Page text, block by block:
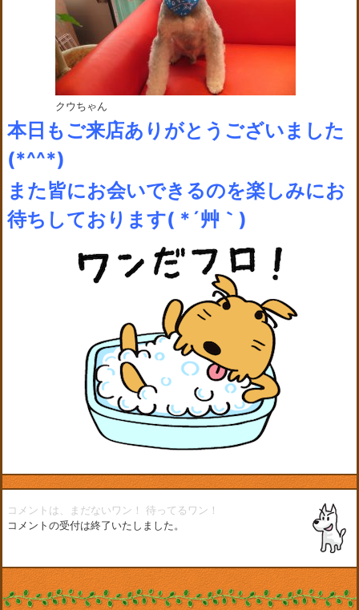
クウちゃん
本日もご来店ありがとうございました
(*^^*)
また皆にお会いできるのを楽しみにお
待ちしております( *´艸｀)
コメントは、まだないワン！待ってるワン！
コメントの受付は終了いたしました。